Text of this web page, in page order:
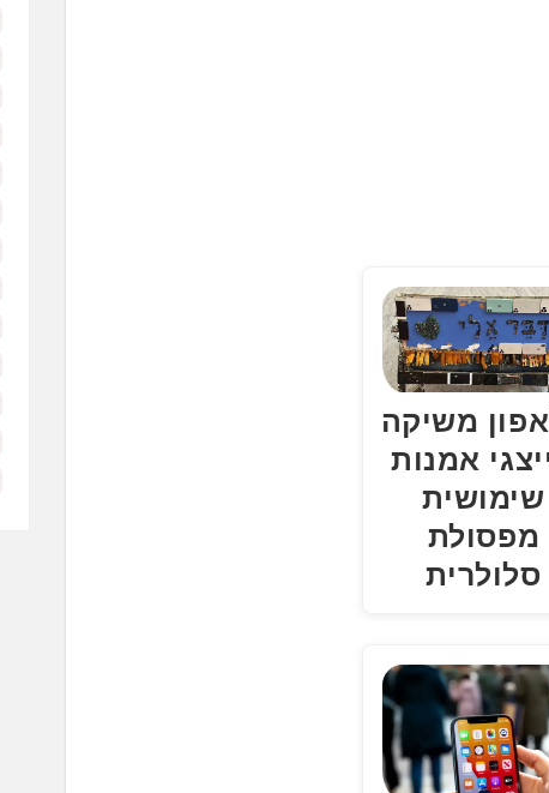
משיקה
אמנות
שימושית
מפסולת
סלולרית